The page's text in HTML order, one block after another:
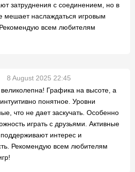
затруднения с соединением, но в
мешает наслаждаться игровым
всем любителям
8 August 2025 22:45
Графика на высоте, а
понятное. Уровни
что не дает заскучать. Особенно
играть с друзьями. Активные
интерес и
Рекомендую всем любителям